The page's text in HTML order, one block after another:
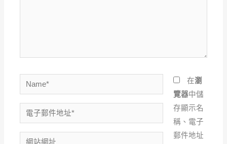
Name*
電
子
郵
網
在瀏
覽器中儲
存顯示名
稱、電子
郵件地址